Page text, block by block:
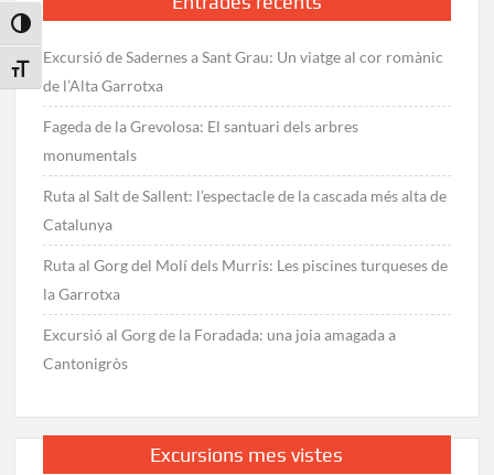
Toggle High Contrast
Toggle Font size
Excursió de Sadernes a Sant Grau: Un viatge al cor romànic
de l’Alta Garrotxa
Fageda de la Grevolosa: El santuari dels arbres
monumentals
Ruta al Salt de Sallent: l’espectacle de la cascada més alta de
Catalunya
Ruta al Gorg del Molí dels Murris: Les piscines turqueses de
la Garrotxa
Excursió al Gorg de la Foradada: una joia amagada a
Cantonigròs
Excursions mes vistes